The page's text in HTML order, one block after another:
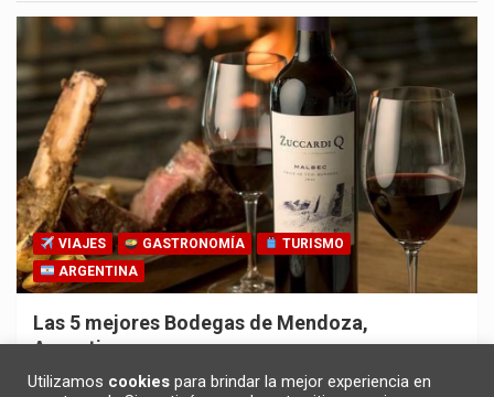
VIAJES GASTRONOMÍA
TURISMO
ARGENTINA
Las 5 mejores Bodegas de Mendoza,
Argentina
30/10/2025 Redacción
Utilizamos cookies para brindar la mejor experiencia en